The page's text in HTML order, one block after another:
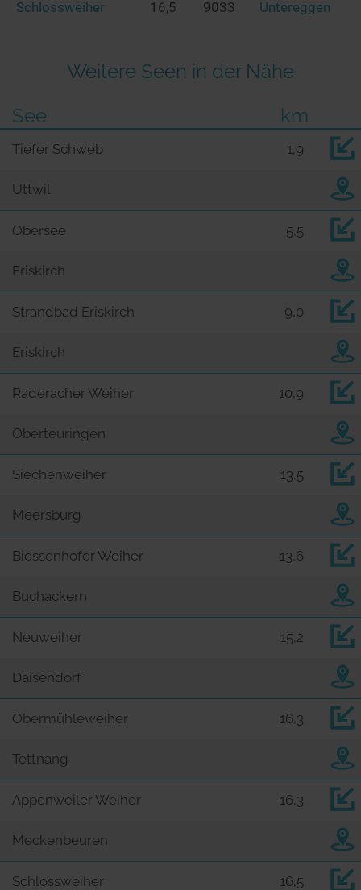
Schlossweiher 16,5 9033 Untereggen
Weitere Seen in der Nähe
See
km
Tiefer Schweb 1,9
Uttwil
Obersee 5,5
Eriskirch
Strandbad Eriskirch 9,0
Eriskirch
Raderacher Weiher 10,9
Oberteuringen
Siechenweiher 13,5
Meersburg
Biessenhofer Weiher 13,6
Buchackern
Neuweiher 15,2
Daisendorf
Obermühleweiher 16,3
Tettnang
Appenweiler Weiher 16,3
Meckenbeuren
Schlossweiher 16,5